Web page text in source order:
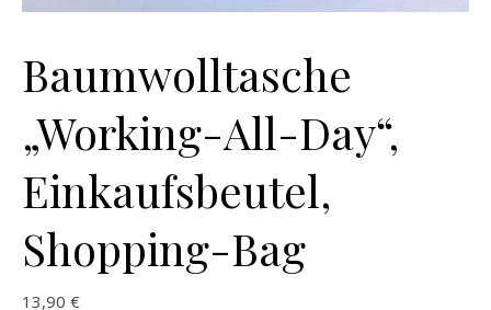
Baumwolltasche
„Working-All-Day“,
Einkaufsbeutel,
Shopping-Bag
13,90 €